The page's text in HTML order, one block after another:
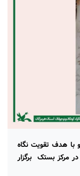
با هدف تقویت نگاه
مرکز بستک برگزار